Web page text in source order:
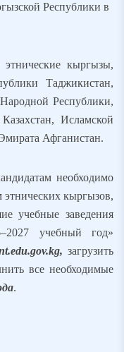
Республики в
кыргызы,
Таджикистан,
Республики,
Исламской
Афганистан.
необходимо
этнических кыргызов,
учебные заведения
учебный год»
загрузить
все необходимые
.